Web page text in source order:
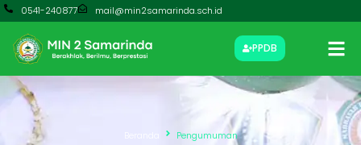
0541-240877 mail@min2samarinda.sch.id
PPDB
Pengumuman